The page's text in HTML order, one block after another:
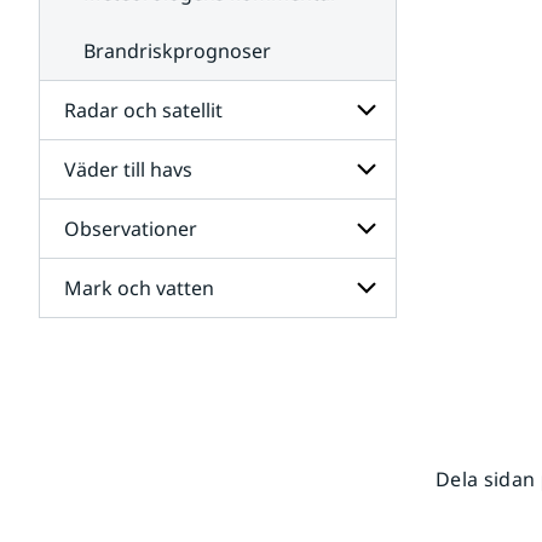
Brandriskprognoser
Radar och satellit
Undersidor
för
Radar
och
satellit
Väder till havs
Undersidor
för
Väder
till
havs
Observationer
Undersidor
för
Mark och vatten
Dela sidan